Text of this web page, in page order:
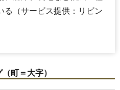
る（サービス提供：リビン
町＝大字）